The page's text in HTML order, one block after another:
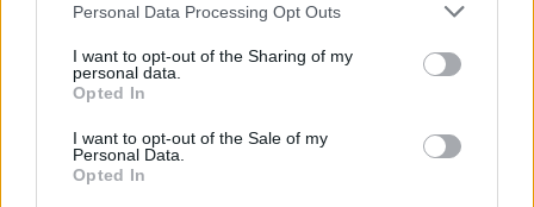
Personal Data Processing Opt Outs
I want to opt-out of the Sharing of my
personal data.
Opted In
I want to opt-out of the Sale of my
Personal Data.
Opted In